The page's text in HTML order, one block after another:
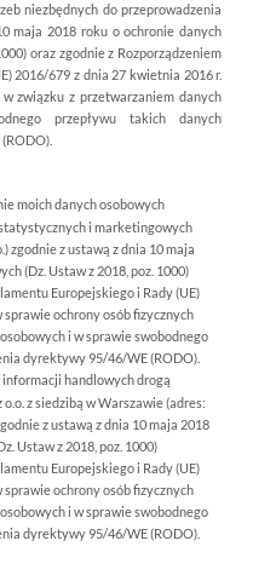
niezbędnych do przeprowadzenia
maja 2018 roku o ochronie danych
oraz zgodnie z Rozporządzeniem
2016/679 z dnia 27 kwietnia 2016 r.
związku z przetwarzaniem danych
przepływu takich danych
moich danych osobowych
i marketingowych
zgodnie z ustawą z dnia 10 maja
(Dz. Ustaw z 2018, poz. 1000)
Europejskiego i Rady (UE)
sprawie ochrony osób fizycznych
i w sprawie swobodnego
dyrektywy 95/46/WE (RODO).
handlowych drogą
z siedzibą w Warszawie (adres:
z ustawą z dnia 10 maja 2018
Ustaw z 2018, poz. 1000)
Europejskiego i Rady (UE)
sprawie ochrony osób fizycznych
i w sprawie swobodnego
dyrektywy 95/46/WE (RODO).